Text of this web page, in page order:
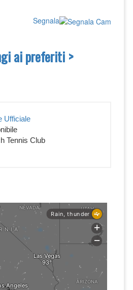
Segnala
ai preferiti >
Ufficiale
Tennis Club